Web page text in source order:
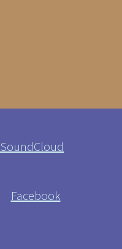
SoundCloud
Facebook